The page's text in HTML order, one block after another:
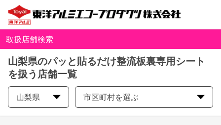
取扱店舗検索
山梨県のパッと貼るだけ整流板裏専用シート
を扱う店舗一覧
山梨県 市区町村を選ぶ